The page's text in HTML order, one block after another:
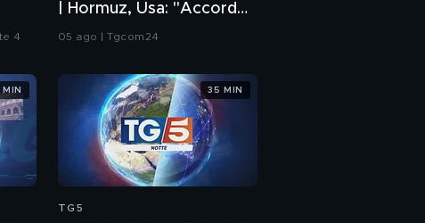
4
| Hormuz, Usa: "Accordo
atteso l'annuncio"
05 ago | Tgcom24
TG5
35 MIN